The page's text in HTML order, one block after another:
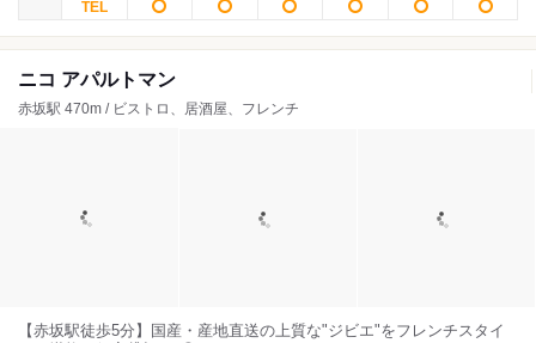
ニコ アパルトマン
赤坂駅 470m / ビストロ、居酒屋、フレンチ
【赤坂駅徒歩5分】国産・産地直送の上質な"ジビエ"をフレンチスタイ